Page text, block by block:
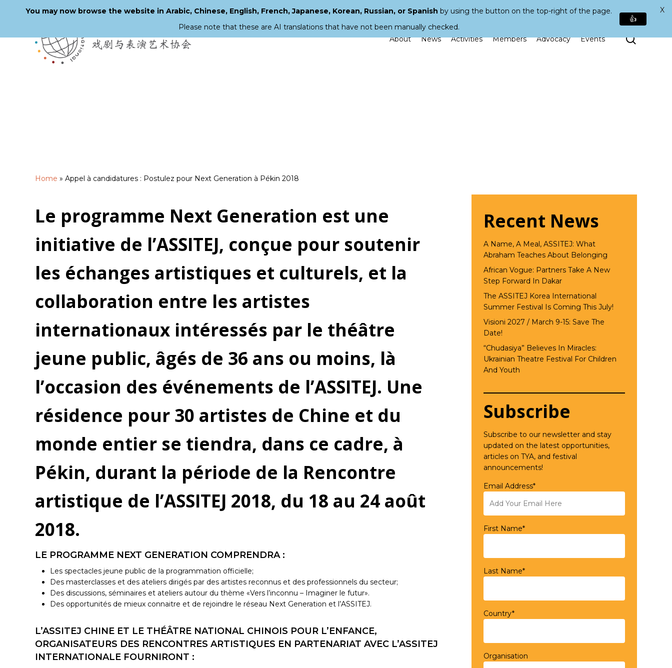
Hit enter to search or ESC to close
About News Activities Members Advocacy Events Search
Home » Appel à candidatures : Postulez pour Next Generation à Pékin 2018
Le programme Next Generation est une
initiative de l’ASSITEJ, conçue pour soutenir
les échanges artistiques et culturels, et la
collaboration entre les artistes
internationaux intéressés par le théâtre
jeune public, âgés de 36 ans ou moins, là
l’occasion des événements de l’ASSITEJ. Une
résidence pour 30 artistes de Chine et du
monde entier se tiendra, dans ce cadre, à
Pékin, durant la période de la Rencontre
artistique de l’ASSITEJ 2018, du 18 au 24 août
2018.
LE PROGRAMME NEXT GENERATION COMPRENDRA :
Les spectacles jeune public de la programmation officielle;
Des masterclasses et des ateliers dirigés par des artistes reconnus et des professionnels du secteur;
Des discussions, séminaires et ateliers autour du thème «Vers l’inconnu – Imaginer le futur».
Des opportunités de mieux connaitre et de rejoindre le réseau Next Generation et l’ASSITEJ.
L’ASSITEJ CHINE ET LE THÉÂTRE NATIONAL CHINOIS POUR L’ENFANCE,
ORGANISATEURS DES RENCONTRES ARTISTIQUES EN PARTENARIAT AVEC L’ASSITEJ
INTERNATIONALE FOURNIRONT :
Recent News
A Name, A Meal, ASSITEJ: What
Abraham Teaches About Belonging
African Vogue: Partners Take A New
Step Forward In Dakar
The ASSITEJ Korea International
Summer Festival Is Coming This July!
Visioni 2027 / March 9-15: Save The
Date!
“Chudasiya” Believes In Miracles:
Ukrainian Theatre Festival For Children
And Youth
Subscribe
Subscribe to our newsletter and stay
updated on the latest opportunities,
articles on TYA, and festival
announcements!
Email Address*
First Name*
Last Name*
Country*
Organisation
You may now browse the website in Arabic, Chinese, English, French, Japanese, Korean, Russian, or Spanish by using the button on the top-right of the page.
Please note that these are AI translations that have not been manually checked.
👍
X